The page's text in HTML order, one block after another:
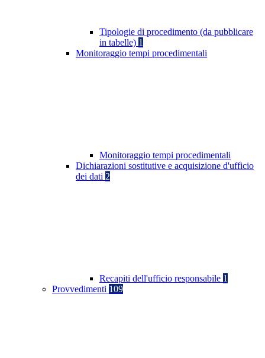
Tipologie di procedimento (da pubblicare
in tabelle) 1
Monitoraggio tempi procedimentali
Monitoraggio tempi procedimentali
Dichiarazioni sostitutive e acquisizione d'ufficio
dei dati 2
Recapiti dell'ufficio responsabile 1
Provvedimenti 109